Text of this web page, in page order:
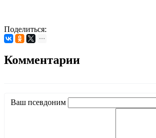
Поделиться:
Комментарии
Ваш псевдоним